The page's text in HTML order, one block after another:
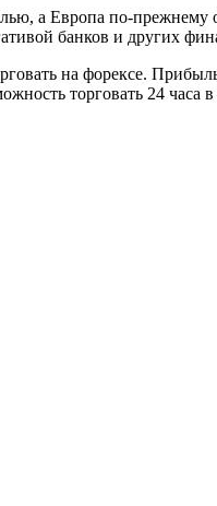
а Европа по-
банков и других
на форексе.
торговать 24 часа в